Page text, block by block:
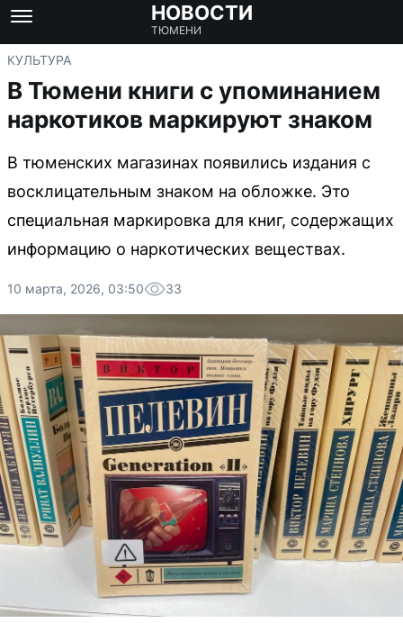
НОВОСТИ
ТЮМЕНИ
КУЛЬТУРА
В Тюмени книги с упоминанием
наркотиков маркируют знаком
В тюменских магазинах появились издания с
восклицательным знаком на обложке. Это
специальная маркировка для книг, содержащих
информацию о наркотических веществах.
10 марта, 2026, 03:50 33